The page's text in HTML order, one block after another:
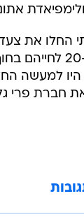
אתונה
החלו את
בתחילת שנות ה-
היו למעשה
חברת פרי